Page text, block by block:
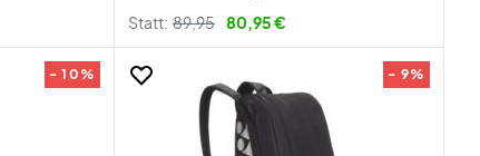
Statt: 89,95 80,95 €
- 10% - 9%